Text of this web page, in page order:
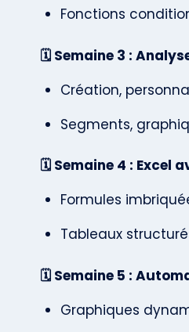
Fonctions
🗓️ Semaine 3 :
Création,
Segments,
🗓️ Semaine 4 : Excel
Formules
Tableaux
🗓️ Semaine 5 :
Graphiques